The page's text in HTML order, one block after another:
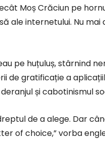
Moș Crăciun pe
ale internetului. Nu
pe huțuluș, stârnind
de gratificație a
și cabotinismul
de a alege. Dar
of choice,” vorba